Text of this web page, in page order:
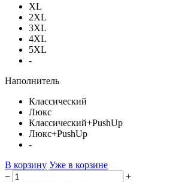
XL
2XL
3XL
4XL
5XL
-
Наполнитель
Классический
Люкс
Классический+PushUp
Люкс+PushUp
-
В корзину Уже в корзине
−
+